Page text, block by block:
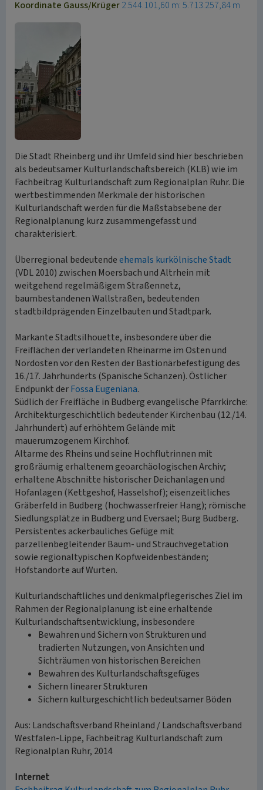
Koordinate Gauss/Krüger2.544.101,60 m: 5.713.257,84 m
Die Stadt Rheinberg und ihr Umfeld sind hier beschrieben
als bedeutsamer Kulturlandschaftsbereich (KLB) wie im
Fachbeitrag Kulturlandschaft zum Regionalplan Ruhr. Die
wertbestimmenden Merkmale der historischen
Kulturlandschaft werden für die Maßstabsebene der
Regionalplanung kurz zusammengefasst und
charakterisiert.
Überregional bedeutendeehemals kurkölnische Stadt
(VDL 2010) zwischen Moersbach und Altrhein mit
weitgehend regelmäßigem Straßennetz,
baumbestandenen Wallstraßen, bedeutenden
stadtbildprägenden Einzelbauten und Stadtpark.
Markante Stadtsilhouette, insbesondere über die
Freiflächen der verlandeten Rheinarme im Osten und
Nordosten vor den Resten der Bastionärbefestigung des
16./17. Jahrhunderts (Spanische Schanzen). Östlicher
Endpunkt derFossa Eugeniana.
Südlich der Freifläche in Budberg evangelische Pfarrkirche:
Architekturgeschichtlich bedeutender Kirchenbau (12./14.
Jahrhundert) auf erhöhtem Gelände mit
mauerumzogenem Kirchhof.
Altarme des Rheins und seine Hochflutrinnen mit
großräumig erhaltenem geoarchäologischen Archiv;
erhaltene Abschnitte historischer Deichanlagen und
Hofanlagen (Kettgeshof, Hasselshof); eisenzeitliches
Gräberfeld in Budberg (hochwasserfreier Hang); römische
Siedlungsplätze in Budberg und Eversael; Burg Budberg.
Persistentes ackerbauliches Gefüge mit
parzellenbegleitender Baum- und Strauchvegetation
sowie regionaltypischen Kopfweidenbeständen;
Hofstandorte auf Wurten.
Kulturlandschaftliches und denkmalpflegerisches Ziel im
Rahmen der Regionalplanung ist eine erhaltende
Kulturlandschaftsentwicklung, insbesondere
Bewahren und Sichern von Strukturen und
tradierten Nutzungen, von Ansichten und
Sichträumen von historischen Bereichen
Bewahren des Kulturlandschaftsgefüges
Sichern linearer Strukturen
Sichern kulturgeschichtlich bedeutsamer Böden
Aus: Landschaftsverband Rheinland / Landschaftsverband
Westfalen-Lippe, Fachbeitrag Kulturlandschaft zum
Regionalplan Ruhr, 2014
Internet